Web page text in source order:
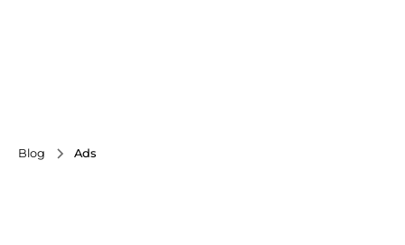
Blog Ads